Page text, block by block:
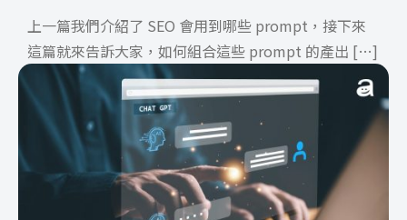
上一篇我們介紹了 SEO 會用到哪些 prompt，接下來
這篇就來告訴大家，如何組合這些 prompt 的產出 […]